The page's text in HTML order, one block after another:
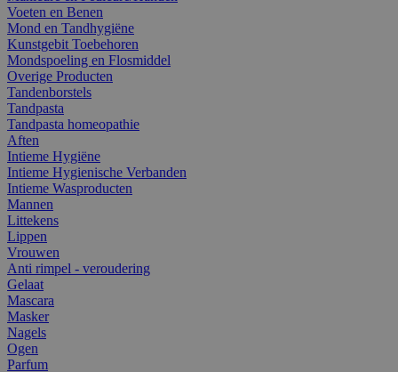
Voeten en Benen
Mond en Tandhygiëne
Kunstgebit Toebehoren
Mondspoeling en Flosmiddel
Overige Producten
Tandenborstels
Tandpasta
Tandpasta homeopathie
Aften
Intieme Hygiëne
Intieme Hygienische Verbanden
Intieme Wasproducten
Mannen
Littekens
Lippen
Vrouwen
Anti rimpel - veroudering
Gelaat
Mascara
Masker
Nagels
Ogen
Parfum